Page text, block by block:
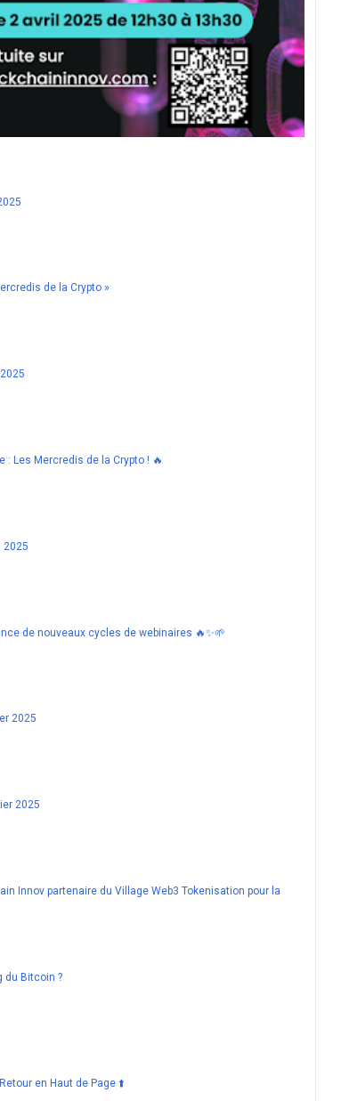
de la Crypto »
: Les Mercredis de la Crypto ! 🔥
2025
de nouveaux cycles de webinaires 🔥✨🌱
2025
2025
Innov partenaire du Village Web3 Tokenisation pour la
du Bitcoin ?
Retour en Haut de Page ⬆️